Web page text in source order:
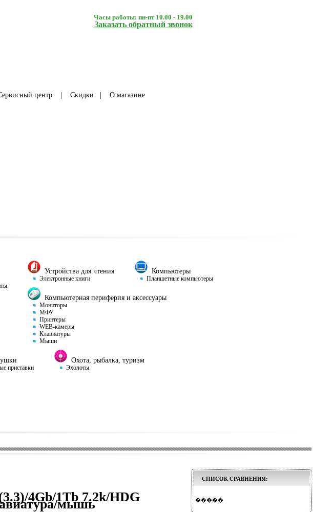
Часы работы: пн-пт 10.00 - 19.00
Заказать обратный звонок
центр| Скидки О магазине
Устройства для чтения
Электронные книги
Компьютеры
Планшетные компьютеры
Компьютерная периферия и аксессуары
Мониторы
МФУ
Принтеры
WEB-камеры
Клавиатуры
Мыши
приставки
Охота, рыбалка, туризм
Эхолоты
4Gb/1Tb 7.2k/HDG
мышь
СПИСОК СРАВНЕНИЯ:
�����